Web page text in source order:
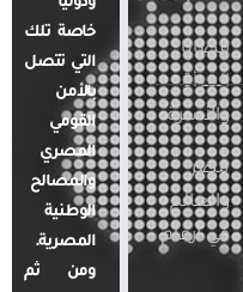
قضايا
المرأة
والأسرة
مصر
والعالم
في أرقام
خاصة تلك
التي تتصل
بالأمن
القومي
المصري
والمصالح
الوطنية
المصرية.
ومن ثم